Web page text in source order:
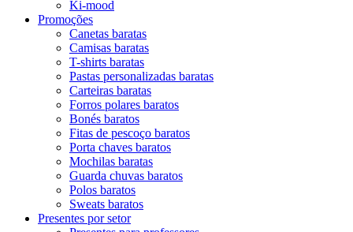
Ki-mood
Promoções
Canetas baratas
Camisas baratas
T-shirts baratas
Pastas personalizadas baratas
Carteiras baratas
Forros polares baratos
Bonés baratos
Fitas de pescoço baratos
Porta chaves baratos
Mochilas baratas
Guarda chuvas baratos
Polos baratos
Sweats baratos
Presentes por setor